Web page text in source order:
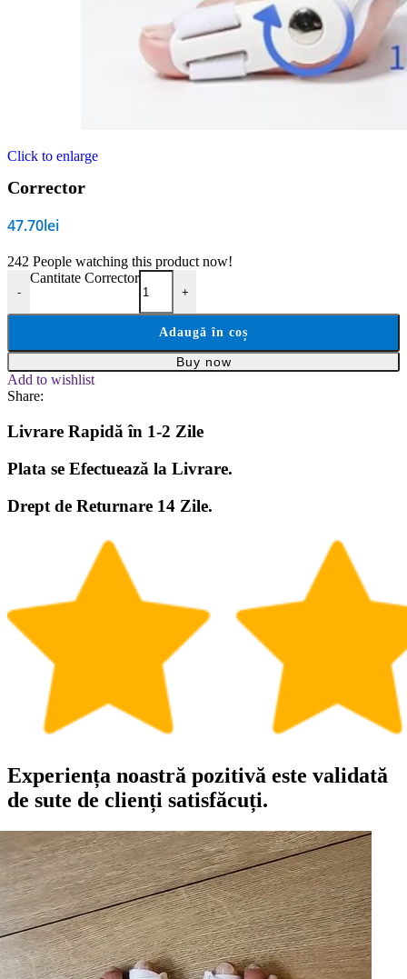
Click to enlarge
Corrector
47.70lei
242 People watching this product now!
-
Cantitate Corrector
+
Adaugă în coș
Buy now
Add to wishlist
Share:
Livrare Rapidă în 1-2 Zile
Plata se Efectuează la Livrare.
Drept de Returnare 14 Zile.
Experiența noastră pozitivă este validată
de sute de clienți satisfăcuți.